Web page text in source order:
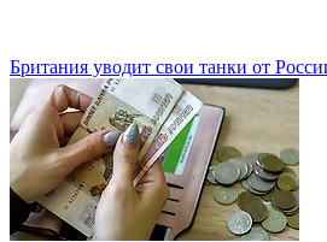
Британия уводит свои танки от